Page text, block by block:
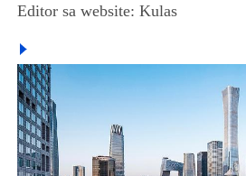
Editor sa website: Kulas